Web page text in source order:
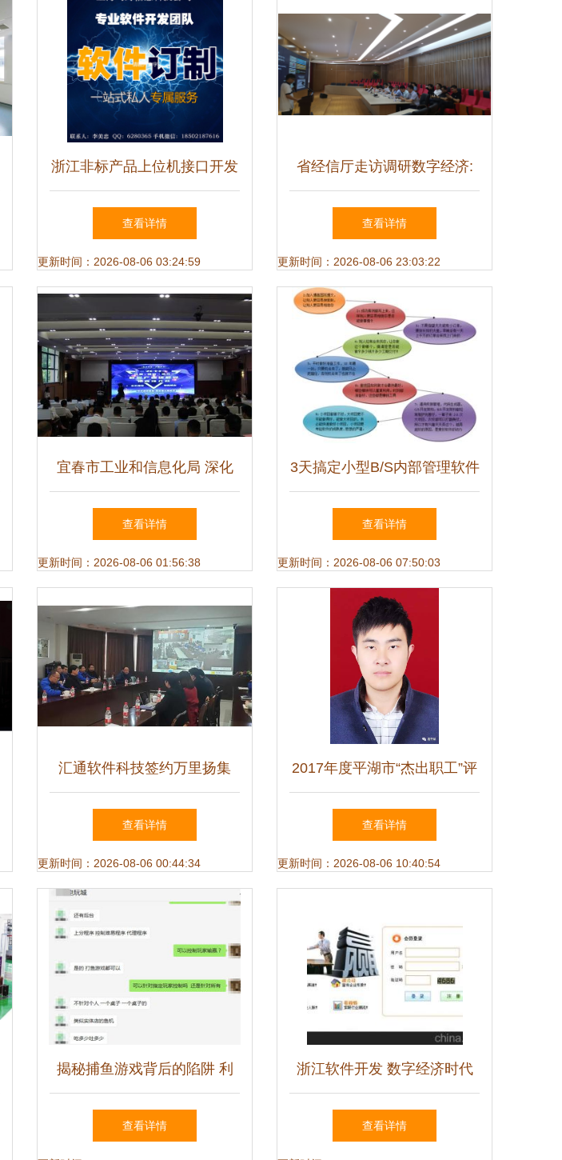
浙江非标产品上位机接口开发
公司 专注软件开发，赋能智
能制造
查看详情
更新时间：2026-08-06 03:24:59
省经信厅走访调研数字经济:
深耕本土新兴产业争创数字经
济试验区
查看详情
更新时间：2026-08-06 23:03:22
宜春市工业和信息化局 深化
浙江软件开发合作，共筑数字
经济发展新引擎
查看详情
更新时间：2026-08-06 01:56:38
3天搞定小型B/S内部管理软件
浙江软件开发的高效实践
查看详情
更新时间：2026-08-06 07:50:03
汇通软件科技签约万里扬集
团，eHR项目正式启动，助力
中国制造人力资源管理数字化
查看详情
更新时间：2026-08-06 00:44:34
2017年度平湖市“杰出职工”评
选启幕 谁是您心中的软件开
发之星？
查看详情
更新时间：2026-08-06 10:40:54
揭秘捕鱼游戏背后的陷阱 利
润背后隐藏的系统操控
查看详情
浙江软件开发 数字经济时代
的创新引擎与实践标杆
查看详情